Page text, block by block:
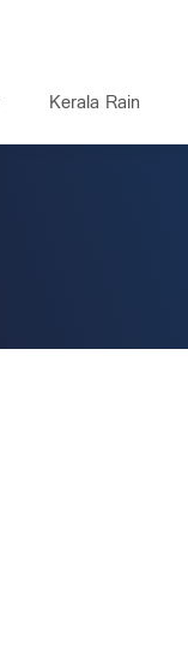
Kerala Rain